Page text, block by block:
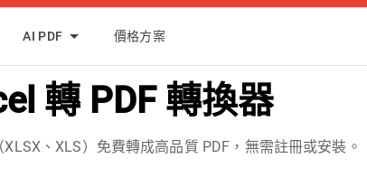
AI PDF 價格方案
轉 PDF 轉換器
、XLS）免費轉成高品質 PDF，無需註冊或安裝。